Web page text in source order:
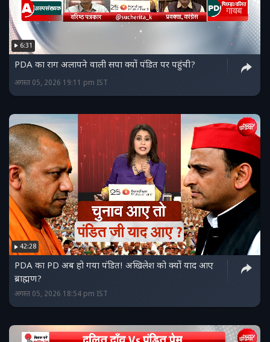
6:31
PDA का राग अलापने वाली सपा क्यों पंडित पर पहुंची?
अगस्त 05, 2026 19:11 pm IST
42:28
PDA का PD अब हो गया पंडित! अखिलेश को क्यों याद आए
ब्राह्मण?
अगस्त 05, 2026 18:54 pm IST